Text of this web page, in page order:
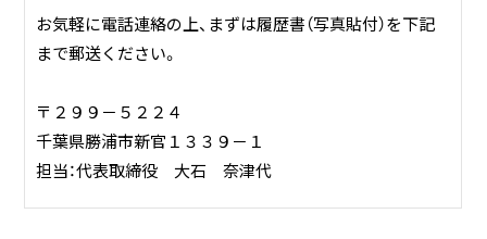
お気軽に電話連絡の上、まずは履歴書（写真貼付）を下記
まで郵送ください。
〒２９９－５２２４
千葉県勝浦市新官１３３９－１
担当：代表取締役 大石 奈津代